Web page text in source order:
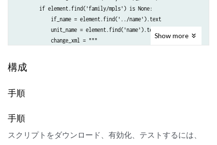
        if element.find('family/mpls') is None:
            if_name = element.find('../name').text
            unit_name = element.find('name').text
            change_xml = """
               <interface>
                  <name>{0}</name>
                     <name>{1}</name>
                        <mpls>
                     </family>
Show more
構成
手順
手順
スクリプトをダウンロード、有効化、テストするには、